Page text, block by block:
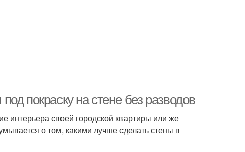
покраску на стене без разводов
интерьера своей городской квартиры или же
о том, какими лучше сделать стены в